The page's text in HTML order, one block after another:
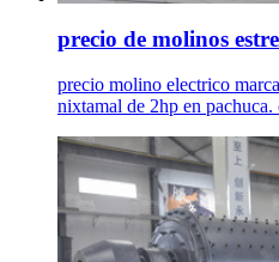
precio de molinos
precio molino electrico
nixtamal de 2hp en